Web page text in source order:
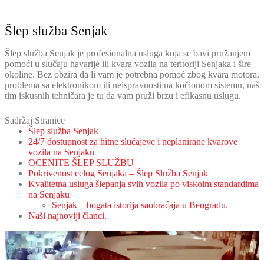
Šlep služba Senjak
Šlep služba Senjak je profesionalna usluga koja se bavi pružanjem
pomoći u slučaju havarije ili kvara vozila na teritoriji Senjaka i šire
okoline. Bez obzira da li vam je potrebna pomoć zbog kvara motora,
problema sa elektronikom ili neispravnosti na kočionom sistemu, naš
tim iskusnih tehničara je tu da vam pruži brzu i efikasnu uslugu.
Sadržaj Stranice
Šlep služba Senjak
24/7 dostupnost za hitne slučajeve i neplanirane kvarove
vozila na Senjaku
OCENITE ŠLEP SLUŽBU
Pokrivenost celog Senjaka – Šlep Služba Senjak
Kvalitetna usluga šlepanja svih vozila po viskoim standardima
na Senjaku
Senjak – bogata istorija saobraćaja u Beogradu.
Naši najnoviji članci.